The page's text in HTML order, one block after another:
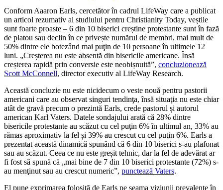
Conform Aaaron Earls, cercetător în cadrul LifeWay care a publicat
un articol rezumativ al studiului pentru Christianity Today, veștile
sunt foarte proaste – 6 din 10 biserici creștine protestante sunt în fază
de platou sau declin în ce privește numărul de membri, mai mult de
50% dintre ele botezând mai puţin de 10 persoane în ultimele 12
luni. „Creșterea nu este absentă din bisericile americane. Însă
creșterea rapidă prin conversie este neobișnuită”, concluzionează
Scott McConnell, director executiv al LifeWay Research.
Această concluzie nu este nicidecum o veste nouă pentru pastorii
americani care au observat singuri tendinţa, însă situaţia nu este chiar
atât de gravă precum o prezintă Earls, crede pastorul și autorul
american Karl Vaters. Datele sondajului arată că 28% dintre
bisericile protestante au scăzut cu cel puţin 6% în ultimul an, 33% au
rămas aproximativ la fel și 39% au crescut cu cel puţin 6%. Earls a
prezentat această dinamică spunând că 6 din 10 biserici s-au plafonat
sau au scăzut. Ceea ce nu este greșit tehnic, dar la fel de adevărat ar
fi fost să spună că „mai bine de 7 din 10 biserici protestante (72%) s-
au menţinut sau au crescut numeric”, punctează Vaters.
El pune exprimarea folosită de Earls pe seama viziunii prevalente în